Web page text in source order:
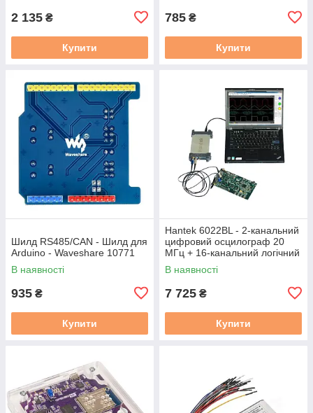
2 135 ₴
Купити
785 ₴
Купити
Шилд RS485/CAN - Шилд для
Arduino - Waveshare 10771
В наявності
935 ₴
Купити
Hantek 6022BL - 2-канальний
цифровий осцилограф 20
МГц + 16-канальний логічний
аналізатор
В наявності
7 725 ₴
Купити